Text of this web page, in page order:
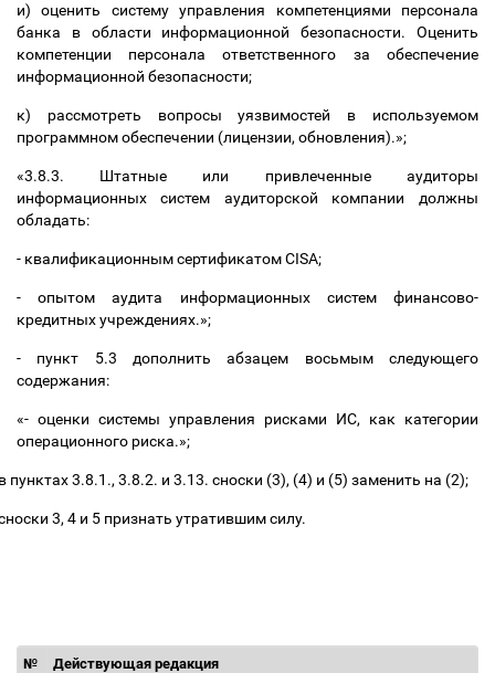
и) оценить систему управления компетенциями персонала
банка в области информационной безопасности. Оценить
компетенции персонала ответственного за обеспечение
информационной безопасности;
к) рассмотреть вопросы уязвимостей в используемом
программном обеспечении (лицензии, обновления).»;
«3.8.3. Штатные или привлеченные аудиторы
информационных систем аудиторской компании должны
обладать:
- квалификационным сертификатом CISA;
- опытом аудита информационных систем финансово-
кредитных учреждениях.»;
- пункт 5.3 дополнить абзацем восьмым следующего
содержания:
«- оценки системы управления рисками ИС, как категории
операционного риска.»;
пунктах 3.8.1., 3.8.2. и 3.13. сноски (3), (4) и (5) заменить на (2);
3, 4 и 5 признать утратившим силу.
№ Действующая редакция